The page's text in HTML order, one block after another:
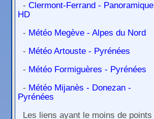
- Clermont-Ferrand - Panoramique
HD
- Météo Megève - Alpes du Nord
- Météo Artouste - Pyrénées
- Météo Formiguères - Pyrénées
- Météo Mijanès - Donezan -
Pyrénées
Les liens ayant le moins de points